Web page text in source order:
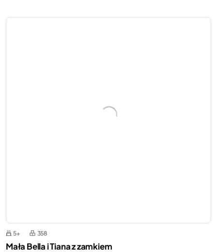
5+ 358
Mała Bella i Tiana z zamkiem